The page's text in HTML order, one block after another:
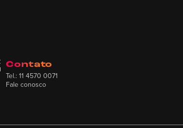
Contato
Tel.: 11 4570 0071
Fale conosco